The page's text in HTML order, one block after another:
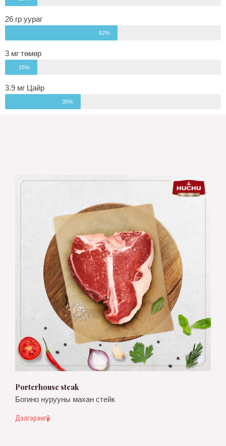
26 гр уураг
52%
3 мг төмөр
15%
3.9 мг Цайр
35%
Porterhouse steak
Богино нурууны махан стейк
Дэлгэрэнгүй